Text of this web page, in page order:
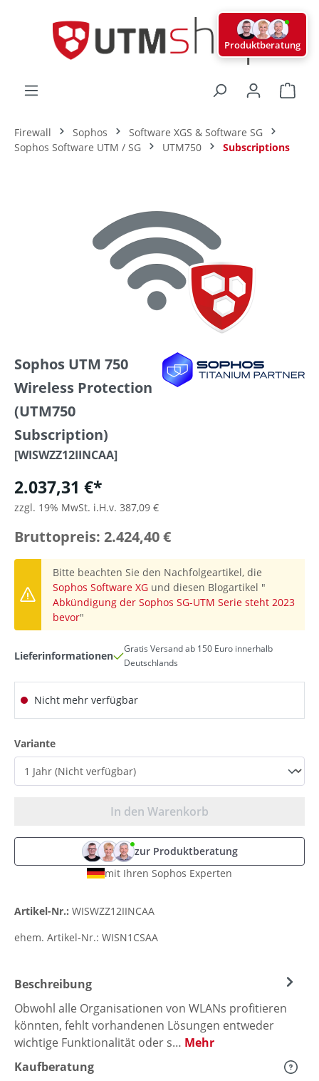
Firewall Sophos
Software XGS & Software SG
Sophos Software UTM / SG
UTM750 Subscriptions
Sophos UTM 750
Wireless Protection
(UTM750
Subscription)
[WISWZZ12IINCAA]
2.037,31 €*
zzgl. 19% MwSt. i.H.v. 387,09 €
Bruttopreis: 2.424,40 €
Bitte beachten Sie den Nachfolgeartikel, die
Sophos Software XG und diesen Blogartikel "
Abkündigung der Sophos SG-UTM Serie steht 2023
bevor"
Lieferinformationen
Gratis Versand ab 150 Euro innerhalb
Deutschlands
Nicht mehr verfügbar
Varianteauswählen
In den Warenkorb
zur Produktberatung
mit Ihren Sophos Experten
Artikel-Nr.: WISWZZ12IINCAA
ehem. Artikel-Nr.: WISN1CSAA
Beschreibung
Obwohl alle Organisationen von WLANs profitieren
könnten, fehlt vorhandenen Lösungen entweder
wichtige Funktionalität oder s… Mehr
Kaufberatung
Produktberatung